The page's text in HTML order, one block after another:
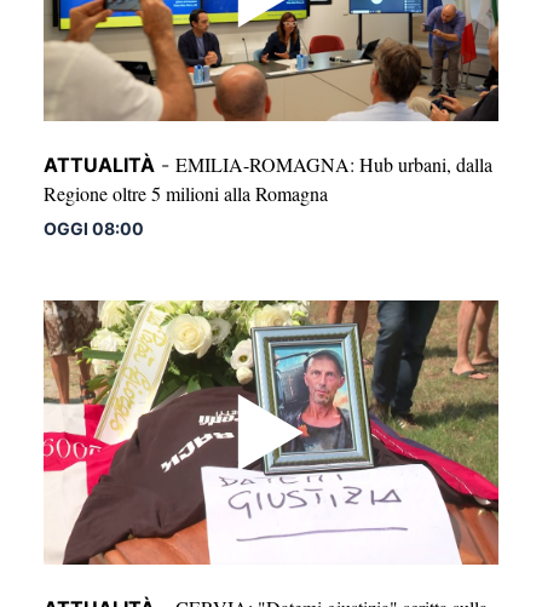
ATTUALITÀ - EMILIA-ROMAGNA: Hub urbani, dalla
Regione oltre 5 milioni alla Romagna
OGGI 08:00